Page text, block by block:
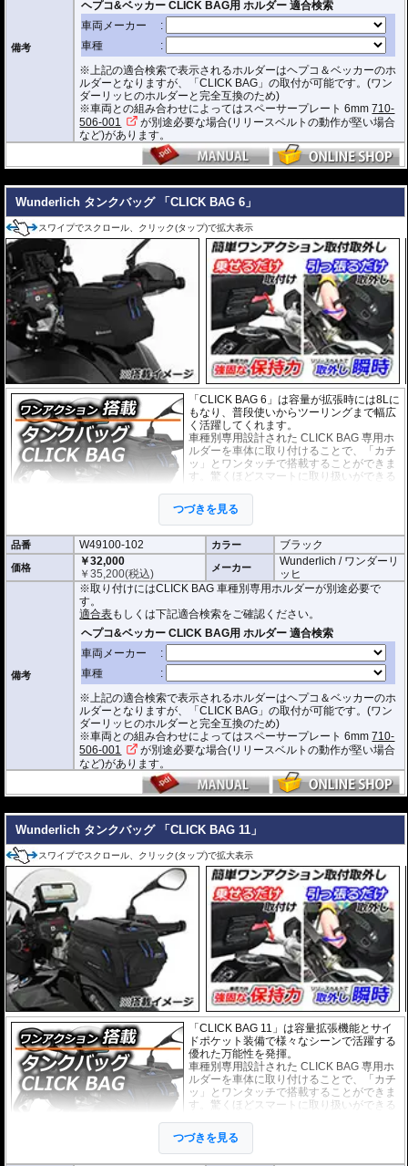
バッグをホルダーから取り外す時もレシーバーのストラップを引くだけ。給
油時も邪魔になりません。
オプションでスペーサー
をご用意しております。タンクとタンクバッグのク
リアランスの調節が可能です。
D x W x H(cm) : 約 23 x 18.5 x 14.5
※サイズ/画像からハンドルなどと干渉しないことをあらかじめご確認の上お求
備考
※上記の適合検索で表示されるホルダーはヘプコ＆ベッカーのホ
ルダーとなりますが、「CLICK BAG」の取付が可能です。(ワン
ダーリッヒのホルダーと完全互換のため)
※車両との組み合わせによってはスペーサープレート 6mm710-
506-001
が別途必要な場合(リリースベルトの動作が堅い場合
など)があります。
Wunderlich タンクバッグ 「CLICK BAG 6」
スワイプでスクロール、クリック(タップ)で拡大表示
「CLICK BAG 6」は容量が拡張時には8Lに
もなり、普段使いからツーリングまで幅広
く活躍してくれます。
車種別専用設計された CLICK BAG 専用ホ
ルダーを車体に取り付けることで、「カチ
ッ」とワンタッチで搭載することができま
す。驚くほどスマートに取り扱いができる
現。
撥水加工が施された耐久性が非常に高い生
地を採用。
形状保持設計で、中身が空の状態でも型崩れせず、高速走行におけるバタつ
きを防ぎます。
防水インナー、防水ジッパーを装備しており、高い防水性能を有しておりま
す。(完全防水を保証するものではありません)
ジッパーにはタグが付けられており、グローブを付けたままでも簡単に開け
閉めできます。
バッグをホルダーから取り外す時もレシーバーのストラップを引くだけ。給
油時も邪魔になりません。
オプションでスペーサー
をご用意しております。タンクとタンクバッグのク
リアランスの調節が可能です。
容量 : 約6L(拡張時8L)
D x W x H(cm) : 約 33 x 20 x 16.5(拡張時:20)
※サイズ/画像からハンドルなどと干渉しないことをあらかじめご確認の上お求
つづきを見る
品番 W49100-102 カラー ブラック
価格
￥32,000
￥35,200(税込) メーカー
Wunderlich / ワンダーリ
ッヒ
備考
※取り付けにはCLICK BAG 車種別専用ホルダーが別途必要で
す。
適合表もしくは下記適合検索をご確認ください。
※上記の適合検索で表示されるホルダーはヘプコ＆ベッカーのホ
ルダーとなりますが、「CLICK BAG」の取付が可能です。(ワン
ダーリッヒのホルダーと完全互換のため)
※車両との組み合わせによってはスペーサープレート 6mm710-
506-001
が別途必要な場合(リリースベルトの動作が堅い場合
など)があります。
Wunderlich タンクバッグ 「CLICK BAG 11」
スワイプでスクロール、クリック(タップ)で拡大表示
「CLICK BAG 11」は容量拡張機能とサイ
ドポケット装備で様々なシーンで活躍する
優れた万能性を発揮。
車種別専用設計された CLICK BAG 専用ホ
ルダーを車体に取り付けることで、「カチ
ッ」とワンタッチで搭載することができま
す。驚くほどスマートに取り扱いができる
現。
撥水加工が施された耐久性が非常に高い生
地を採用。
つづきを見る